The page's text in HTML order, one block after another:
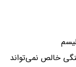
خالص نمی‌تواند